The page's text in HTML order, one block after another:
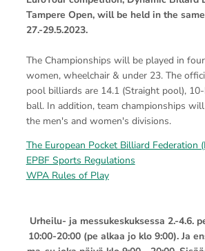
Tampere Open, will be held in the
27.-29.5.2023.
The Championships will be played in
women, wheelchair & under 23. The
pool billiards are 14.1 (Straight pool),
ball. In addition, team championships
the men's and women's divisions.
The European Pocket Billiard Federation
EPBF Sports Regulations
WPA Rules of Play
Urheilu- ja messukeskuksessa 2.-4.6.
10:00-20:00 (pe alkaa jo klo 9:00). Ja